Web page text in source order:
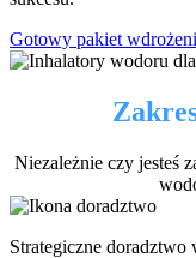
Gotowy pakiet
Niezależnie czy jesteś
Strategiczne doradztwo